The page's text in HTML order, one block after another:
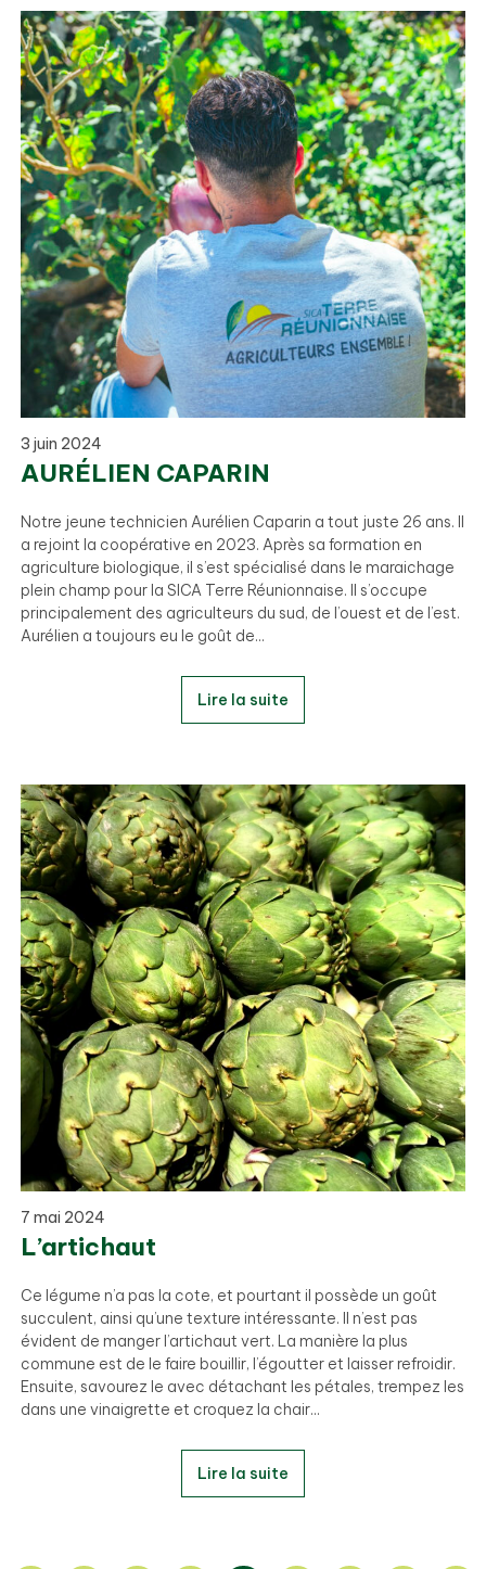
3 juin 2024
AURÉLIEN CAPARIN
Notre jeune technicien Aurélien Caparin a tout juste 26 ans. Il
a rejoint la coopérative en 2023. Après sa formation en
agriculture biologique, il s’est spécialisé dans le maraichage
plein champ pour la SICA Terre Réunionnaise. Il s’occupe
principalement des agriculteurs du sud, de l’ouest et de l’est.
Aurélien a toujours eu le goût de...
Lire la suite
7 mai 2024
L’artichaut
Ce légume n’a pas la cote, et pourtant il possède un goût
succulent, ainsi qu’une texture intéressante. Il n’est pas
évident de manger l’artichaut vert. La manière la plus
commune est de le faire bouillir, l’égoutter et laisser refroidir.
Ensuite, savourez le avec détachant les pétales, trempez les
dans une vinaigrette et croquez la chair...
Lire la suite